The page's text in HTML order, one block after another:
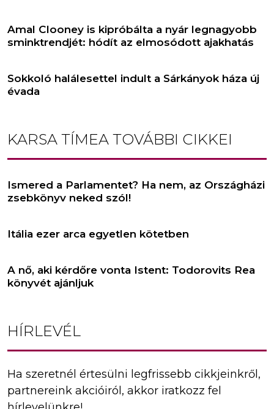
Amal Clooney is kipróbálta a nyár legnagyobb
sminktrendjét: hódít az elmosódott ajakhatás
Sokkoló halálesettel indult a Sárkányok háza új
évada
KARSA TÍMEA TOVÁBBI CIKKEI
Ismered a Parlamentet? Ha nem, az Országházi
zsebkönyv neked szól!
Itália ezer arca egyetlen kötetben
A nő, aki kérdőre vonta Istent: Todorovits Rea
könyvét ajánljuk
HÍRLEVÉL
Ha szeretnél értesülni legfrissebb cikkjeinkről,
partnereink akcióiról, akkor iratkozz fel